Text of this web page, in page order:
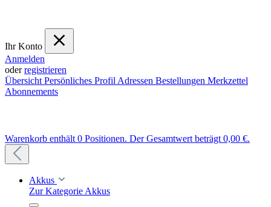
Ihr Konto
Anmelden
oderregistrieren
Übersicht Persönliches Profil Adressen Bestellungen Merkzettel
Abonnements
Warenkorb enthält 0 Positionen. Der Gesamtwert beträgt 0,00 €.
Akkus
Zur Kategorie Akkus